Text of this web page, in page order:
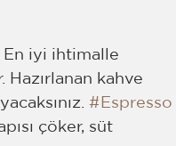
En iyi ihtimalle
kahve
#Espresso
çöker, süt